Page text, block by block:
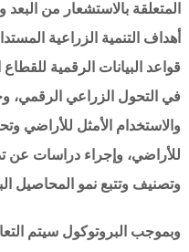
المتعلقة بالاستشعار من
أهداف التنمية الزراعية
قواعد البيانات الرقمية
في التحول الزراعي الرقمي،
والاستخدام الأمثل للأراضي
للأراضي، وإجراء دراسات عن
وتصنيف وتتبع نمو المحاصيل
وبموجب البروتوكول سيتم